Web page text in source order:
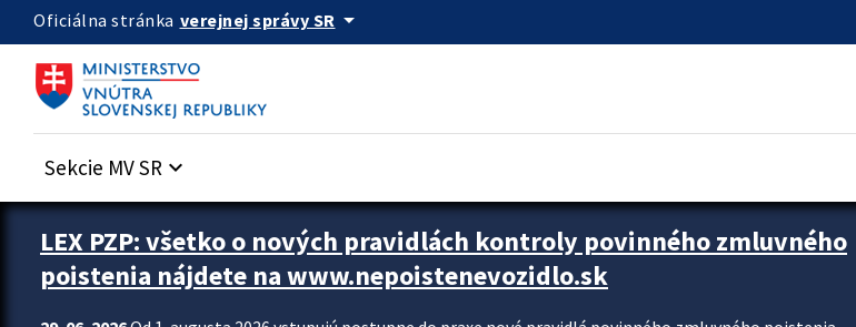
Preskocit na hlavný obsah
Oficiálna stránka verejnej správy SR arrow_drop_down
Sekcie MV SR keyboard_arrow_down
Zastavit automatický posun upútavok
LEX PZP: všetko o nových pravidlách kontroly povinného zmluvného
poistenia nájdete na www.nepoistenevozidlo.sk